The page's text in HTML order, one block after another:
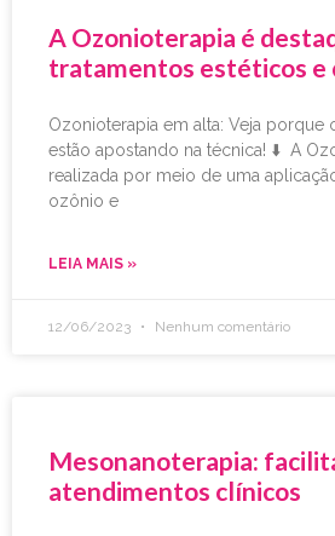
A Ozonioterapia é
tratamentos estéticos e
Ozonioterapia em alta: Veja porque
estão apostando na técnica! ⬇️ A
realizada por meio de uma
ozônio e
LEIA MAIS »
12/06/2023 Nenhum comentário
Mesonanoterapia:
atendimentos clínicos